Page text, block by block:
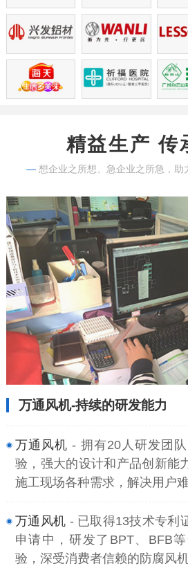
精益生产 传
— 想企业之所想、急企业之所急，助
万通风机-持续的研发能力
万通风机 - 拥有20人研发团
验，强大的设计和产品创新能
施工现场各种需求，解决用户难
万通风机 - 已取得13技术专利
申请中，研发了BPT、BFB
验，深受消费者信赖的防腐风机